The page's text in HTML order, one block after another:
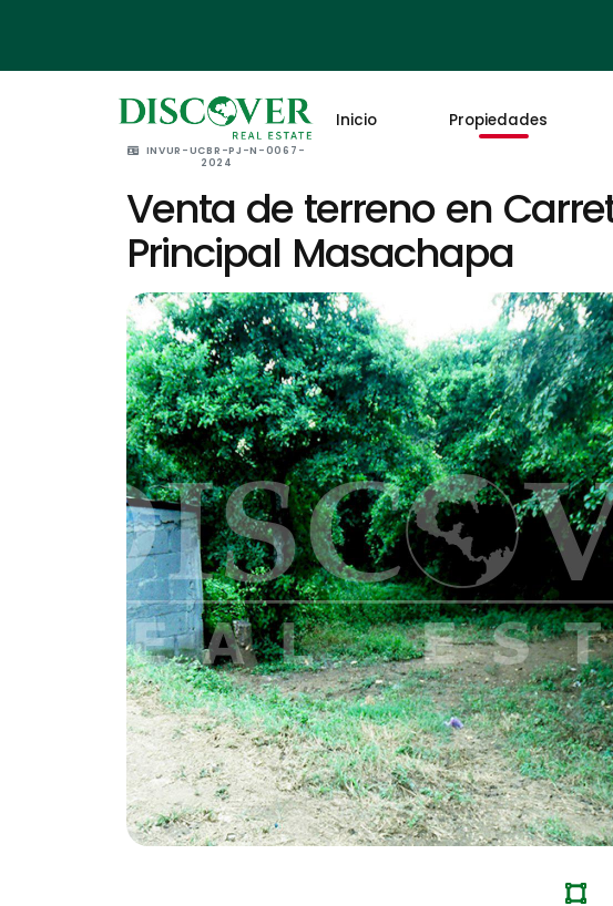
INVUR-UCBR-PJ-N-0067-
2024
Inicio Propiedades
Venta de terreno en
Principal Masachapa